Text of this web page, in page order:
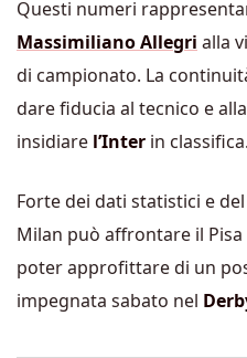
Questi numeri
Massimiliano Allegri alla
di campionato. La
dare fiducia al tecnico e
insidiare l’Inter in classifica.
Forte dei dati statistici e
Milan può affrontare il
poter approfittare di un
impegnata sabato nel